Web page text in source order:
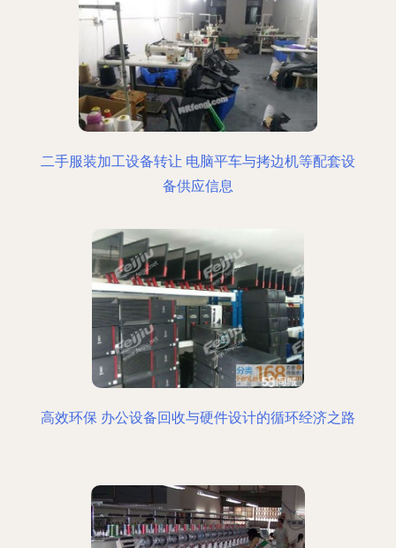
二手服装加工设备转让 电脑平车与拷边机等配套设
备供应信息
高效环保 办公设备回收与硬件设计的循环经济之路